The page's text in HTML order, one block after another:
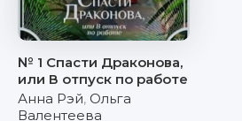
№ 1 Спасти Драконова,
или В отпуск по работе
Анна Рэй, Ольга
Валентеева